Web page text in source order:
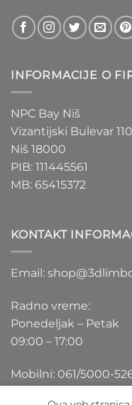
INFORMACIJE O
NPC Bay Niš
Vizantijski Bulevar 110
Niš 18000
PIB: 111445561
MB: 65415372
KONTAKT
Email:
Radno vreme:
Ponedeljak – Petak
09:00 – 17:00
Mobilni: 061/5000-